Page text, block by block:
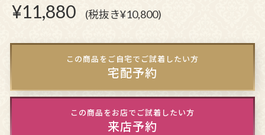
¥11,880 (税抜き¥10,800)
この商品をご自宅でご試着したい方
宅配予約
この商品をお店でご試着したい方
来店予約